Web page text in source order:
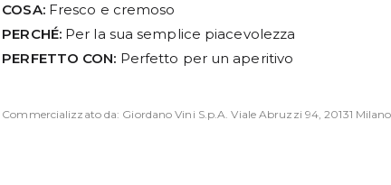
COSA:Fresco e cremoso
PERCHÉ:Per la sua semplice piacevolezza
PERFETTO CON: Perfetto per un aperitivo
Commercializzato da: Giordano Vini S.p.A. Viale Abruzzi 94, 20131